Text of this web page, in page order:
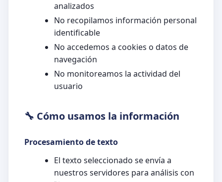
analizados
No recopilamos información personal
identificable
No accedemos a cookies o datos de
navegación
No monitoreamos la actividad del
usuario
🔧 Cómo usamos la información
Procesamiento de texto
El texto seleccionado se envía a
nuestros servidores para análisis con